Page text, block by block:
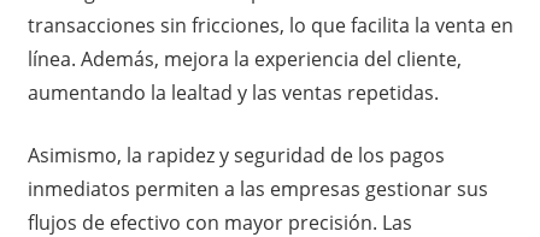
transacciones sin fricciones, lo que facilita la venta en
línea. Además, mejora la experiencia del cliente,
aumentando la lealtad y las ventas repetidas.
Asimismo, la rapidez y seguridad de los pagos
inmediatos permiten a las empresas gestionar sus
flujos de efectivo con mayor precisión. Las